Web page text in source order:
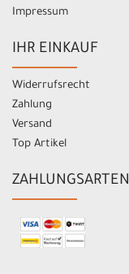
Impressum
IHR EINKAUF
Widerrufsrecht
Zahlung
Versand
Top Artikel
ZAHLUNGSARTEN